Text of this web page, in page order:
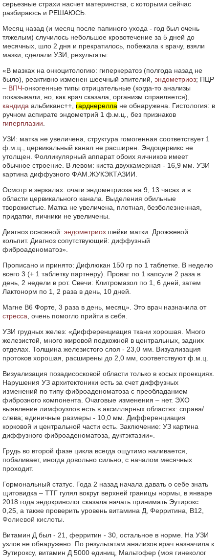
серьезные страхи насчет материнства, с которыми сейчас
разбираюсь и РЕШАЮСЬ.
Месяц назад (и месяц после папиного ухода - год был очень
тяжелым) случилось небольшое кровотечение за 5 дней до
месячных, шло 2 дня и прекратилось, побежала к врачу, взяли
мазки, сделали УЗИ, результаты:
«В мазках на онкоцитологию: гиперкератоз (полгода назад не
было), реактивно изменен шеечный эпителий, эндометриоз; ПЦР
– ВПЧ-онкогенные типы отрицательные (когда-то анализы
показывали, но, как врач сказала, организм справляется),
кандида альбиканс++, гарднерелла не обнаружена. Гистология: в
ручном аспирате эндометрий 1 ф.м.ц., без признаков
гиперплазии
УЗИ: матка не увеличена, структура гомогенная соответствует 1
ф.м.ц., цервикальный канал не расширен. Эндоцервикс не
утолщен. Фолликулярный аппарат обоих яичников имеет
обычное строение. В левом: киста двухкамерная - 16,9 мм. УЗИ
картина диффузного ФАМ.ЖУКЭКТАЗИИ.
Осмотр в зеркалах: очаги эндометриоза на 9, 13 часах и в
области цервикального канала. Выделения обильные
творожистые. Матка не увеличена, плотная, безболезненная,
придатки, яичники не увеличены.
Диагноз основной: эндометриоз шейки матки. Дрожжевой
кольпит. Диагноз сопутствующий: диффузный
фиброаденоматоз».
Прописано и принято: Дифлюкан 150 гр по 1 таблетке. В неделю
всего 3 (+ 1 таблетку партнеру). Проваг по 1 капсуле 2 раза в
день, 2 недели в рот. Свечи: Клитромазол по 1, 6 дней, затем
Лактонорм по 1, 2 раза в день, 10 дней.
Магне В6 Форте, 3 раза в день, месяц». Это врач назначила от
стресса , очень помогло прийти в себя.
УЗИ грудных желез: «Дифференциация ткани хорошая. Много
железистой, много жировой подкожной в центральных, задних
отделах. Толщина железистого слоя - 23,0 мм. Визуализация
протоков хорошая, расширены до 2,0 мм, соответствуют ф.м.ц.
Визуализация позадисосковой области только в косых проекциях.
Нарушения УЗ архитектоники есть за счет диффузных
изменений по типу фиброаденоматоза с преобладанием
фиброзного компонента. Очаговые изменения – нет. ЭХО
выявление лимфоузлов есть в аксиллярных областях: справа/
слева; единичные размеры - 10,0 мм. Дифференциация
корковой и центральной части есть. Заключение: УЗ картина
диффузного фиброаденоматоза, дуктэктазии».
Грудь во второй фазе цикла всегда ощутимо наливается,
побаливает, иногда довольно сильно, с началом месячных
проходит.
Гормональный статус. Года 2 назад начала давать о себе знать
щитовидка – ТТГ гулял вокруг верхней границы нормы, в январе
2018 года эндокринолог сказала начать принимать Эутирокс
0,25, а также проверить уровень витамина Д, Ферритина, В12,
Фолиевой кислоты
Витамин Д был - 21, ферритин - 30, остальное в норме. На УЗИ
узлов не обнаружено. По результатам анализов врач назначила к
Эутироксу, витамин Д 5000 единиц, Мальтофер (моя гинеколог